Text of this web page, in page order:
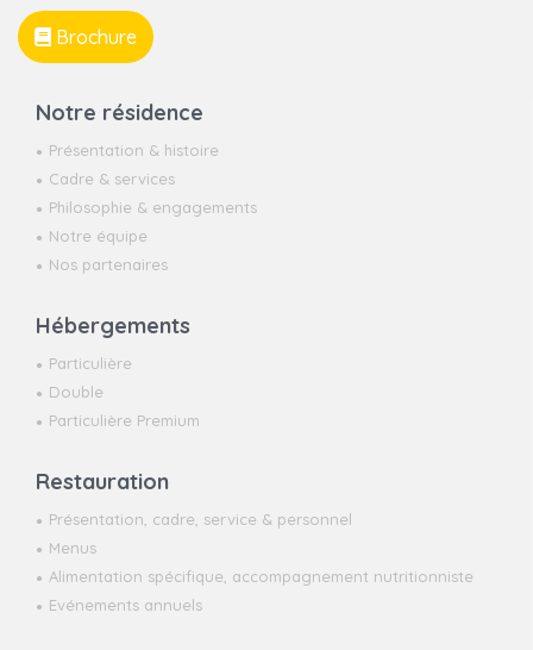
Brochure
Notre résidence
Présentation & histoire
Cadre & services
Philosophie & engagements
Notre équipe
Nos partenaires
Hébergements
Particulière
Double
Particulière Premium
Restauration
Présentation, cadre, service & personnel
Menus
Alimentation spécifique, accompagnement nutritionniste
Evénements annuels